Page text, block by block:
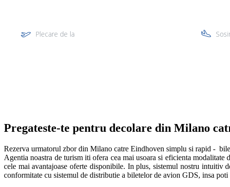
Plecare de la
Pregateste-te pentru decolare din Milano
Rezerva urmatorul zbor din Milano catre Eindhoven simplu si rapid -
Agentia noastra de turism iti ofera cea mai usoara si eficienta
cele mai avantajoase oferte disponibile. In plus, sistemul nostru intuitiv
conformitate cu sistemul de distributie a biletelor de avion GDS, insa